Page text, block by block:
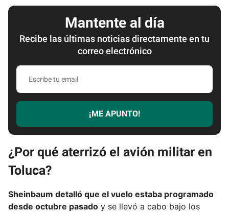
Mantente al día
Recibe las últimas noticias directamente en tu
correo electrónico
E
c
r
t
u
m
a
¡ME APUNTO!
¿Por qué aterrizó el avión militar en
Toluca?
Sheinbaum detalló que el vuelo estaba programado
desde octubre pasado y se llevó a cabo bajo los